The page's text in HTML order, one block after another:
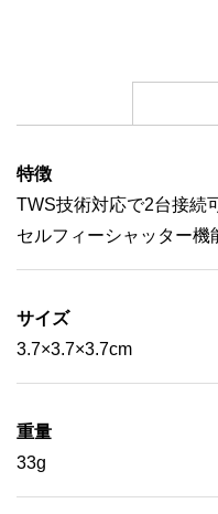
特徴
TWS技術対応で2台接続
セルフィーシャッター機
サイズ
3.7×3.7×3.7cm
重量
33g